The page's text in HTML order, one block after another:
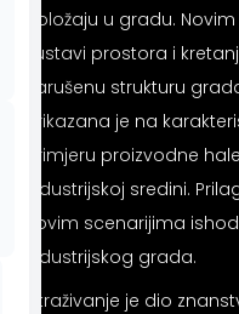
položaju u gradu.
sustavi prostora i
narušenu strukturu
prikazana je na
primjeru proizvodne
industrijskoj sredini.
novim scenarijima
industrijskog grada.
Istraživanje je dio